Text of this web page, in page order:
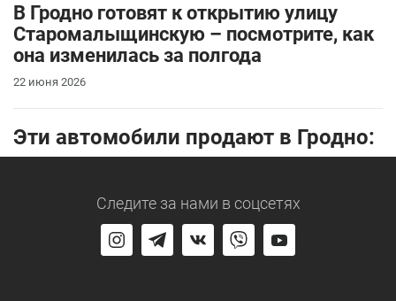
В Гродно готовят к открытию улицу
Старомалыщинскую – посмотрите, как
она изменилась за полгода
22 июня 2026
Эти автомобили продают в Гродно:
Следите за нами в соцсетях